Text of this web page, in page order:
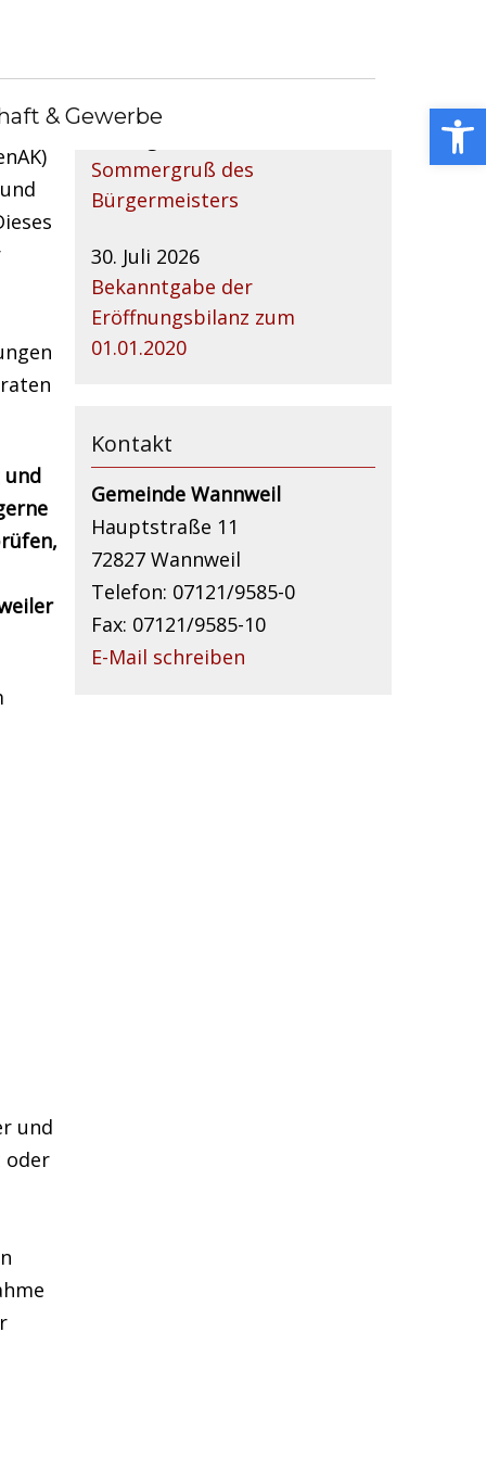
& Gewerbe
und
und
oder
Sommergruß des
Bürgermeisters
30. Juli 2026
Bekanntgabe der
Eröffnungsbilanz zum
01.01.2020
Kontakt
Gemeinde Wannweil
Hauptstraße 11
72827 Wannweil
Telefon: 07121/9585-0
Fax: 07121/9585-10
E-Mail schreiben
Open toolbar